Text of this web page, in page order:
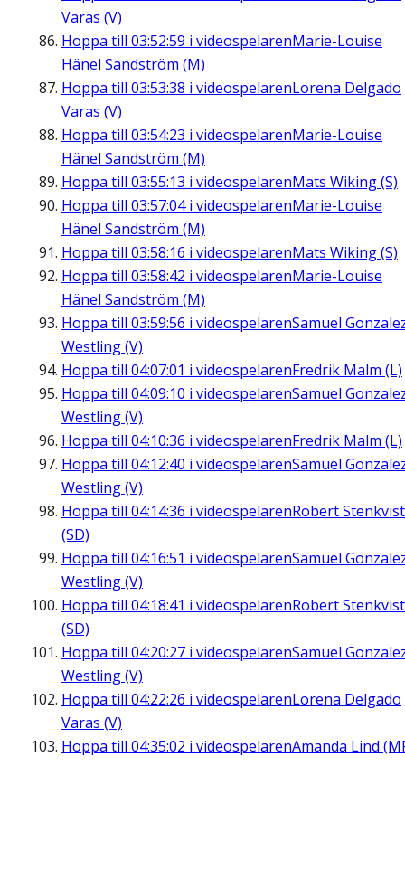
Varas (V)
Hoppa till 03:52:59 i videospelarenMarie-Louise
Hänel Sandström (M)
Hoppa till 03:53:38 i videospelarenLorena Delgado
Varas (V)
Hoppa till 03:54:23 i videospelarenMarie-Louise
Hänel Sandström (M)
Hoppa till 03:55:13 i videospelarenMats Wiking (S)
Hoppa till 03:57:04i videospelarenMarie-Louise
Hänel Sandström (M)
Hoppa till 03:58:16 i videospelarenMats Wiking (S)
Hoppa till 03:58:42 i videospelarenMarie-Louise
Hänel Sandström (M)
Hoppa till 03:59:56 i videospelarenSamuel
Westling (V)
Hoppa till 04:07:01 i videospelarenFredrik Malm (L)
Hoppa till 04:09:10 i videospelarenSamuel
Westling (V)
Hoppa till 04:10:36 i videospelarenFredrik Malm (L)
Hoppa till 04:12:40 i videospelarenSamuel
Westling (V)
Hoppa till 04:14:36 i videospelarenRobert Stenkvist
(SD)
Hoppa till 04:16:51 i videospelarenSamuel
Westling (V)
Hoppa till 04:18:41 i videospelarenRobert Stenkvist
(SD)
Hoppa till 04:20:27 i videospelarenSamuel
Westling (V)
Hoppa till 04:22:26 i videospelarenLorena Delgado
Varas (V)
Hoppa till 04:35:02 i videospelarenAmanda Lind